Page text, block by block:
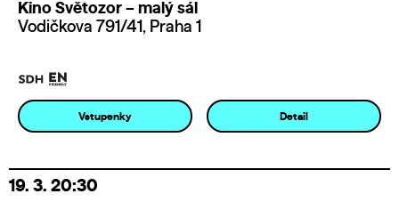
Kino Světozor – malý sál
Vodičkova 791/41, Praha 1
Vstupenky Detail
19. 3. 20:30